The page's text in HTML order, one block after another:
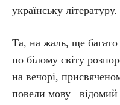
українську літературу.
Та, на жаль, ще багато
по білому світу
на вечорі,
повели мову відомий